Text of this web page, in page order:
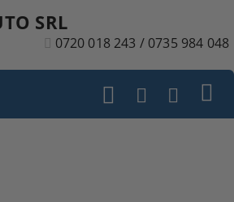
SRL
0720 018 243 / 0735 984 048